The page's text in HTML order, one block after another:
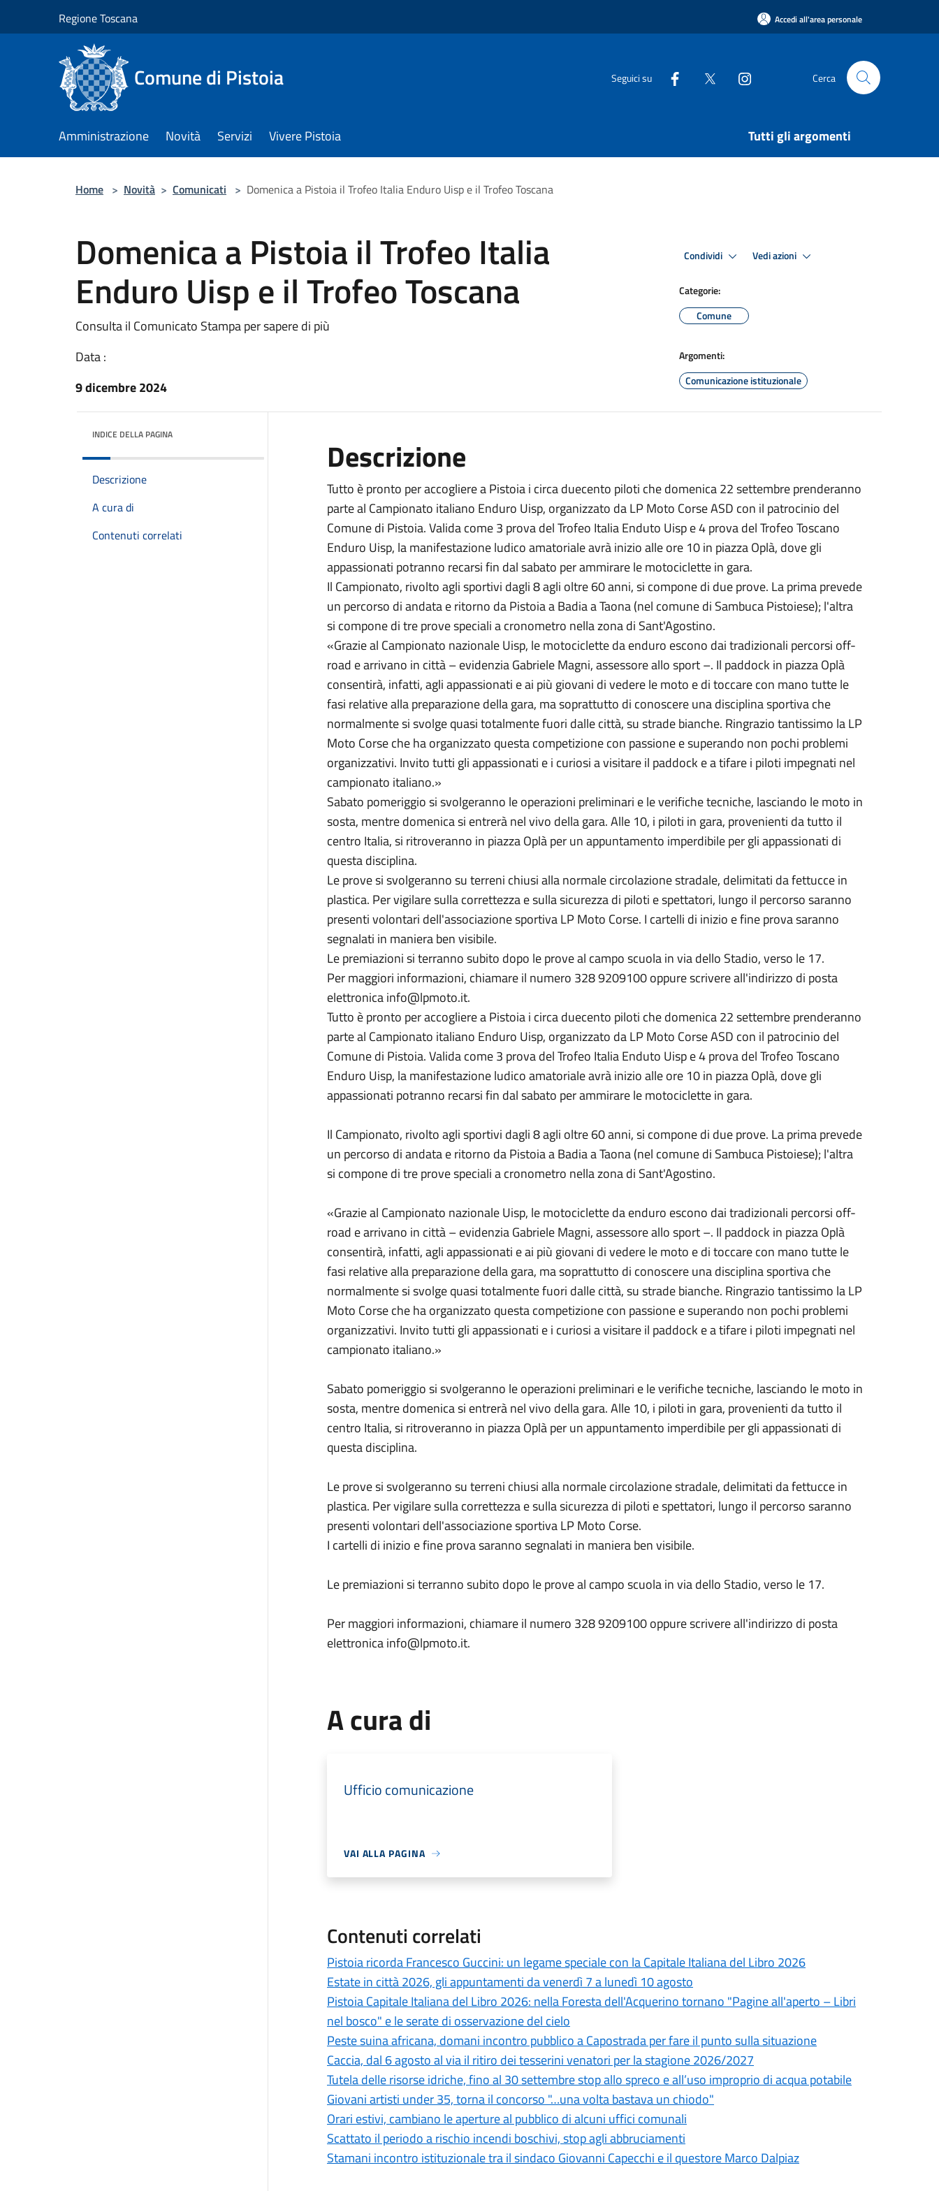
Regione Toscana Accedi all'area personale
Comune di Pistoia Seguici su Cerca
Amministrazione Novità Servizi Vivere Pistoia Tutti gli argomenti
Home > Novità > Comunicati > Domenica a Pistoia il Trofeo Italia Enduro Uisp e il Trofeo Toscana
Domenica a Pistoia il Trofeo Italia
Enduro Uisp e il Trofeo Toscana
Consulta il Comunicato Stampa per sapere di più
Data :
9 dicembre 2024
Condividi Vedi azioni
Categorie:
Comune
Argomenti:
Comunicazione istituzionale
INDICE DELLA PAGINA
Descrizione
A cura di
Contenuti correlati
Descrizione
Tutto è pronto per accogliere a Pistoia i circa duecento piloti che domenica 22 settembre prenderanno
parte al Campionato italiano Enduro Uisp, organizzato da LP Moto Corse ASD con il patrocinio del
Comune di Pistoia. Valida come 3 prova del Trofeo Italia Enduto Uisp e 4 prova del Trofeo Toscano
Enduro Uisp, la manifestazione ludico amatoriale avrà inizio alle ore 10 in piazza Oplà, dove gli
appassionati potranno recarsi fin dal sabato per ammirare le motociclette in gara.
Il Campionato, rivolto agli sportivi dagli 8 agli oltre 60 anni, si compone di due prove. La prima prevede
un percorso di andata e ritorno da Pistoia a Badia a Taona (nel comune di Sambuca Pistoiese); l'altra
si compone di tre prove speciali a cronometro nella zona di Sant'Agostino.
«Grazie al Campionato nazionale Uisp, le motociclette da enduro escono dai tradizionali percorsi off-
road e arrivano in città – evidenzia Gabriele Magni, assessore allo sport –. Il paddock in piazza Oplà
consentirà, infatti, agli appassionati e ai più giovani di vedere le moto e di toccare con mano tutte le
fasi relative alla preparazione della gara, ma soprattutto di conoscere una disciplina sportiva che
normalmente si svolge quasi totalmente fuori dalle città, su strade bianche. Ringrazio tantissimo la LP
Moto Corse che ha organizzato questa competizione con passione e superando non pochi problemi
organizzativi. Invito tutti gli appassionati e i curiosi a visitare il paddock e a tifare i piloti impegnati nel
campionato italiano.»
Sabato pomeriggio si svolgeranno le operazioni preliminari e le verifiche tecniche, lasciando le moto in
sosta, mentre domenica si entrerà nel vivo della gara. Alle 10, i piloti in gara, provenienti da tutto il
centro Italia, si ritroveranno in piazza Oplà per un appuntamento imperdibile per gli appassionati di
questa disciplina.
Le prove si svolgeranno su terreni chiusi alla normale circolazione stradale, delimitati da fettucce in
plastica. Per vigilare sulla correttezza e sulla sicurezza di piloti e spettatori, lungo il percorso saranno
presenti volontari dell'associazione sportiva LP Moto Corse. I cartelli di inizio e fine prova saranno
segnalati in maniera ben visibile.
Le premiazioni si terranno subito dopo le prove al campo scuola in via dello Stadio, verso le 17.
Per maggiori informazioni, chiamare il numero 328 9209100 oppure scrivere all'indirizzo di posta
elettronica info@lpmoto.it.
Tutto è pronto per accogliere a Pistoia i circa duecento piloti che domenica 22 settembre prenderanno
parte al Campionato italiano Enduro Uisp, organizzato da LP Moto Corse ASD con il patrocinio del
Comune di Pistoia. Valida come 3 prova del Trofeo Italia Enduto Uisp e 4 prova del Trofeo Toscano
Enduro Uisp, la manifestazione ludico amatoriale avrà inizio alle ore 10 in piazza Oplà, dove gli
appassionati potranno recarsi fin dal sabato per ammirare le motociclette in gara.
Il Campionato, rivolto agli sportivi dagli 8 agli oltre 60 anni, si compone di due prove. La prima prevede
un percorso di andata e ritorno da Pistoia a Badia a Taona (nel comune di Sambuca Pistoiese); l'altra
si compone di tre prove speciali a cronometro nella zona di Sant'Agostino.
«Grazie al Campionato nazionale Uisp, le motociclette da enduro escono dai tradizionali percorsi off-
road e arrivano in città – evidenzia Gabriele Magni, assessore allo sport –. Il paddock in piazza Oplà
consentirà, infatti, agli appassionati e ai più giovani di vedere le moto e di toccare con mano tutte le
fasi relative alla preparazione della gara, ma soprattutto di conoscere una disciplina sportiva che
normalmente si svolge quasi totalmente fuori dalle città, su strade bianche. Ringrazio tantissimo la LP
Moto Corse che ha organizzato questa competizione con passione e superando non pochi problemi
organizzativi. Invito tutti gli appassionati e i curiosi a visitare il paddock e a tifare i piloti impegnati nel
campionato italiano.»
Sabato pomeriggio si svolgeranno le operazioni preliminari e le verifiche tecniche, lasciando le moto in
sosta, mentre domenica si entrerà nel vivo della gara. Alle 10, i piloti in gara, provenienti da tutto il
centro Italia, si ritroveranno in piazza Oplà per un appuntamento imperdibile per gli appassionati di
questa disciplina.
Le prove si svolgeranno su terreni chiusi alla normale circolazione stradale, delimitati da fettucce in
plastica. Per vigilare sulla correttezza e sulla sicurezza di piloti e spettatori, lungo il percorso saranno
presenti volontari dell'associazione sportiva LP Moto Corse.
I cartelli di inizio e fine prova saranno segnalati in maniera ben visibile.
Le premiazioni si terranno subito dopo le prove al campo scuola in via dello Stadio, verso le 17.
Per maggiori informazioni, chiamare il numero 328 9209100 oppure scrivere all'indirizzo di posta
elettronica info@lpmoto.it.
A cura di
Ufficio comunicazione
VAI ALLA PAGINA
Contenuti correlati
Pistoia ricorda Francesco Guccini: un legame speciale con la Capitale Italiana del Libro 2026
Estate in città 2026, gli appuntamenti da venerdì 7 a lunedì 10 agosto
Pistoia Capitale Italiana del Libro 2026: nella Foresta dell'Acquerino tornano "Pagine all'aperto – Libri
nel bosco" e le serate di osservazione del cielo
Peste suina africana, domani incontro pubblico a Capostrada per fare il punto sulla situazione
Caccia, dal 6 agosto al via il ritiro dei tesserini venatori per la stagione 2026/2027
Tutela delle risorse idriche, fino al 30 settembre stop allo spreco e all’uso improprio di acqua potabile
Giovani artisti under 35, torna il concorso "…una volta bastava un chiodo"
Orari estivi, cambiano le aperture al pubblico di alcuni uffici comunali
Scattato il periodo a rischio incendi boschivi, stop agli abbruciamenti
Stamani incontro istituzionale tra il sindaco Giovanni Capecchi e il questore Marco Dalpiaz